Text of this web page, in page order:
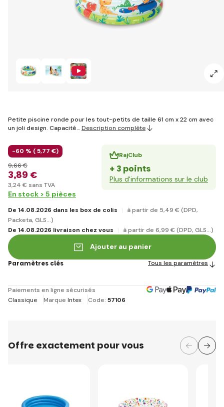
Petite piscine ronde pour les tout-petits de taille 61 cm x 22 cm avec
un joli design. Capacité… Description complète
-60 % (5,77 €)
3,89 €
9,66 €
3,24 € sans TVA
RajClub
+ 3 points
Plus d'informations sur le club
En stock > 5 pièces
De 14.08.2026 dans les box de colis à partir de 5,49 € (DPD,
Packeta, GLS...)
De 14.08.2026 livraison chez vous
à partir de 6,99 € (DPD, GLS...)
Ajouter au panier
Paramètres clés Tous les paramètres
Paiements en ligne sécurisés
Classique
Marque Intex Code: 57106
Offre exactement pour vous